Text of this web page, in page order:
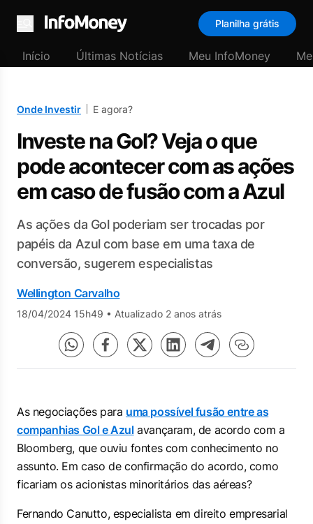
Menu
Planilha grátis
Início Últimas Notícias Meu InfoMoney
Onde Investir E agora?
Investe na Gol? Veja o que
pode acontecer com as ações
em caso de fusão com a Azul
As ações da Gol poderiam ser trocadas por
papéis da Azul com base em uma taxa de
conversão, sugerem especialistas
Wellington Carvalho
18/04/2024 15h49 • Atualizado 2 anos atrás
As negociações para uma possível fusão entre as
companhias Gol e Azulavançaram, de acordo com a
Bloomberg, que ouviu fontes com conhecimento no
assunto. Em caso de confirmação do acordo, como
ficariam os acionistas minoritários das aéreas?
Fernando Canutto, especialista em direito empresarial